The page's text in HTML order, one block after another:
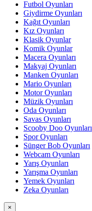
Futbol Oyunları
Giydirme Oyunları
Kağıt Oyunları
Kız Oyunları
Klasik Oyunlar
Komik Oyunlar
Macera Oyunları
Makyaj Oyunları
Manken Oyunları
Mario Oyunları
Motor Oyunları
Müzik Oyunları
Oda Oyunları
Savas Oyunları
Scooby Doo Oyunları
Spor Oyunları
Sünger Bob Oyunları
Webcam Oyunları
Yarış Oyunları
Yarışma Oyunları
Yemek Oyunları
Zeka Oyunları
×